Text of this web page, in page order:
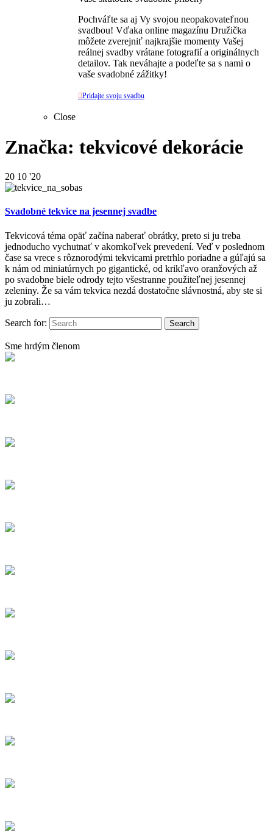
Pochváľte sa aj Vy svojou neopakovateľnou
svadbou! Vďaka online magazínu Družička
môžete zverejniť najkrajšie momenty Vašej
reálnej svadby vrátane fotografií a originálnych
detailov. Tak neváhajte a podeľte sa s nami o
vaše svadobné zážitky!
Pridajte svoju svadbu
Close
Značka: tekvicové dekorácie
20 10 '20
Svadobné tekvice na jesennej svadbe
Tekvicová téma opäť začína naberať obrátky, preto si ju treba
jednoducho vychutnať v akomkoľvek prevedení. Veď v poslednom
čase sa vrece s rôznorodými tekvicami pretrhlo poriadne a gúľajú sa
k nám od miniatúrnych po gigantické, od krikľavo oranžových až
po svadobne biele odrody tejto všestranne použiteľnej jesennej
zeleniny. Že sa vám tekvica nezdá dostatočne slávnostná, aby ste si
ju zobrali…
Search for:
Sme hrdým členom